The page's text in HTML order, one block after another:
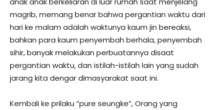
magrib, memang benar bahwa pergantian waktu dari
hari ke malam adalah waktunya kaum jin bereaksi,
bahkan para kaum penyembah berhala, penyembah
sihir, banyak melakukan perbuatannya disaat
pergantian waktu, dan istilah-istilah lain yang sudah
jarang kita dengar dimasyarakat saat ini.
Kembali ke prilaku “pure seungke”, Orang yang